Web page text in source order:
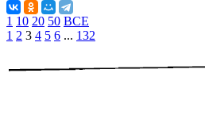
1 10 20 50 ВСЕ
1 2 3 4 5 6 ... 132